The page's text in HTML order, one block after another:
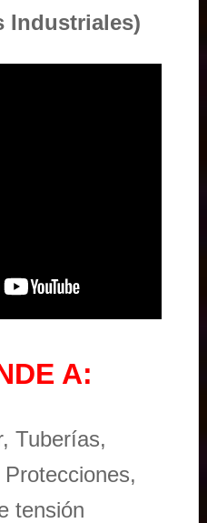
Industriales)
A:
Tuberías,
tensión